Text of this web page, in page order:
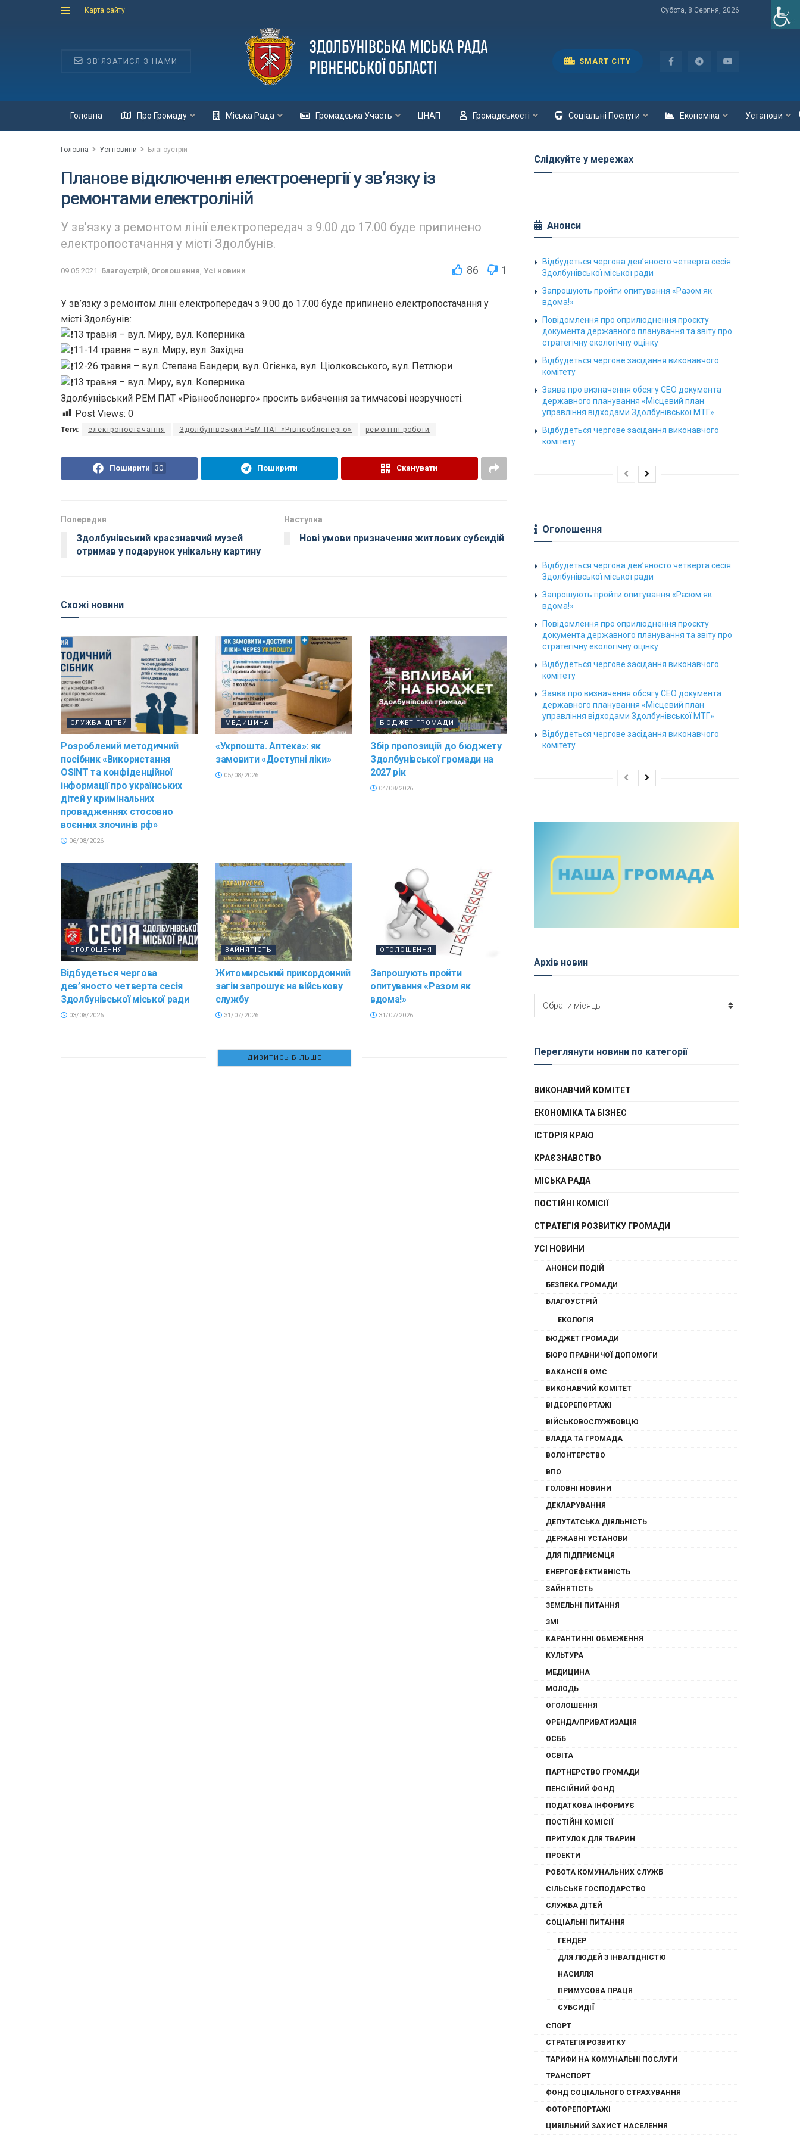
Карта сайту Субота, 8 Серпня, 2026
ЗВ'ЯЗАТИСЯ З НАМИ SMART CITY
Головна Про Громаду Міська Рада Громадська Участь ЦНАП Громадськості Соціальні Послуги Економіка Установи
Головна Усі новини Благоустрій
Планове відключення електроенергії у зв’язку із
ремонтами електроліній
У зв'язку з ремонтом лінії електропередач з 9.00 до 17.00 буде припинено
електропостачання у місті Здолбунів.
09.05.2021 Благоустрій Оголошення Усі новини 86 1
У зв’язку з ремонтом лінії електропередач з 9.00 до 17.00 буде припинено електропостачання у
місті Здолбунів:
13 травня – вул. Миру, вул. Коперника
11-14 травня – вул. Миру, вул. Західна
12-26 травня – вул. Степана Бандери, вул. Огієнка, вул. Ціолковського, вул. Петлюри
13 травня – вул. Миру, вул. Коперника
Здолбунівський РЕМ ПАТ «Рівнеобленерго» просить вибачення за тимчасові незручності.
Post Views: 0
Теги: електропостачання Здолбунівський РЕМ ПАТ «Рівнеобленерго» ремонтні роботи
Поширити 30 Поширити Сканувати
Попередня
Здолбунівський краєзнавчий музей
отримав у подарунок унікальну картину
Наступна
Нові умови призначення житлових субсидій
Схожі новини
СЛУЖБА ДІТЕЙ
Розроблений методичний
посібник «Використання
OSINT та конфіденційної
інформації про українських
дітей у кримінальних
провадженнях стосовно
воєнних злочинів рф»
06/08/2026
МЕДИЦИНА
«Укрпошта. Аптека»: як
замовити «Доступні ліки»
05/08/2026
БЮДЖЕТ ГРОМАДИ
Збір пропозицій до бюджету
Здолбунівської громади на
2027 рік
04/08/2026
ОГОЛОШЕННЯ
Відбудеться чергова
дев’яносто четверта сесія
Здолбунівської міської ради
03/08/2026
ЗАЙНЯТІСТЬ
Житомирський прикордонний
загін запрошує на військову
службу
31/07/2026
ОГОЛОШЕННЯ
Запрошують пройти
опитування «Разом як
вдома!»
31/07/2026
ДИВИТИСЬ БІЛЬШЕ
Слідкуйте у мережах
Анонси
Відбудеться чергова дев’яносто четверта сесія
Здолбунівської міської ради
Запрошують пройти опитування «Разом як
вдома!»
Повідомлення про оприлюднення проєкту
документа державного планування та звіту про
стратегічну екологічну оцінку
Відбудеться чергове засідання виконавчого
комітету
Заява про визначення обсягу СЕО документа
державного планування «Місцевий план
управління відходами Здолбунівської МТГ»
Відбудеться чергове засідання виконавчого
комітету
Оголошення
Відбудеться чергова дев’яносто четверта сесія
Здолбунівської міської ради
Запрошують пройти опитування «Разом як
вдома!»
Повідомлення про оприлюднення проєкту
документа державного планування та звіту про
стратегічну екологічну оцінку
Відбудеться чергове засідання виконавчого
комітету
Заява про визначення обсягу СЕО документа
державного планування «Місцевий план
управління відходами Здолбунівської МТГ»
Відбудеться чергове засідання виконавчого
комітету
Архів новин
Архів
новин
Обрати місяць
Переглянути новини по категорії
ВИКОНАВЧИЙ КОМІТЕТ
ЕКОНОМІКА ТА БІЗНЕС
ІСТОРІЯ КРАЮ
КРАЄЗНАВСТВО
МІСЬКА РАДА
ПОСТІЙНІ КОМІСІЇ
СТРАТЕГІЯ РОЗВИТКУ ГРОМАДИ
УСІ НОВИНИ
АНОНСИ ПОДІЙ
БЕЗПЕКА ГРОМАДИ
БЛАГОУСТРІЙ
ЕКОЛОГІЯ
БЮДЖЕТ ГРОМАДИ
БЮРО ПРАВНИЧОЇ ДОПОМОГИ
ВАКАНСІЇ В ОМС
ВИКОНАВЧИЙ КОМІТЕТ
ВІДЕОРЕПОРТАЖІ
ВІЙСЬКОВОСЛУЖБОВЦЮ
ВЛАДА ТА ГРОМАДА
ВОЛОНТЕРСТВО
ВПО
ГОЛОВНІ НОВИНИ
ДЕКЛАРУВАННЯ
ДЕПУТАТСЬКА ДІЯЛЬНІСТЬ
ДЕРЖАВНІ УСТАНОВИ
ДЛЯ ПІДПРИЄМЦЯ
ЕНЕРГОЕФЕКТИВНІСТЬ
ЗАЙНЯТІСТЬ
ЗЕМЕЛЬНІ ПИТАННЯ
ЗМІ
КАРАНТИННІ ОБМЕЖЕННЯ
КУЛЬТУРА
МЕДИЦИНА
МОЛОДЬ
ОГОЛОШЕННЯ
ОРЕНДА/ПРИВАТИЗАЦІЯ
ОСББ
ОСВІТА
ПАРТНЕРСТВО ГРОМАДИ
ПЕНСІЙНИЙ ФОНД
ПОДАТКОВА ІНФОРМУЄ
ПОСТІЙНІ КОМІСІЇ
ПРИТУЛОК ДЛЯ ТВАРИН
ПРОЕКТИ
РОБОТА КОМУНАЛЬНИХ СЛУЖБ
СІЛЬСЬКЕ ГОСПОДАРСТВО
СЛУЖБА ДІТЕЙ
СОЦІАЛЬНІ ПИТАННЯ
ГЕНДЕР
ДЛЯ ЛЮДЕЙ З ІНВАЛІДНІСТЮ
НАСИЛЛЯ
ПРИМУСОВА ПРАЦЯ
СУБСИДІЇ
СПОРТ
СТРАТЕГІЯ РОЗВИТКУ
ТАРИФИ НА КОМУНАЛЬНІ ПОСЛУГИ
ТРАНСПОРТ
ФОНД СОЦІАЛЬНОГО СТРАХУВАННЯ
ФОТОРЕПОРТАЖІ
ЦИВІЛЬНИЙ ЗАХИСТ НАСЕЛЕННЯ